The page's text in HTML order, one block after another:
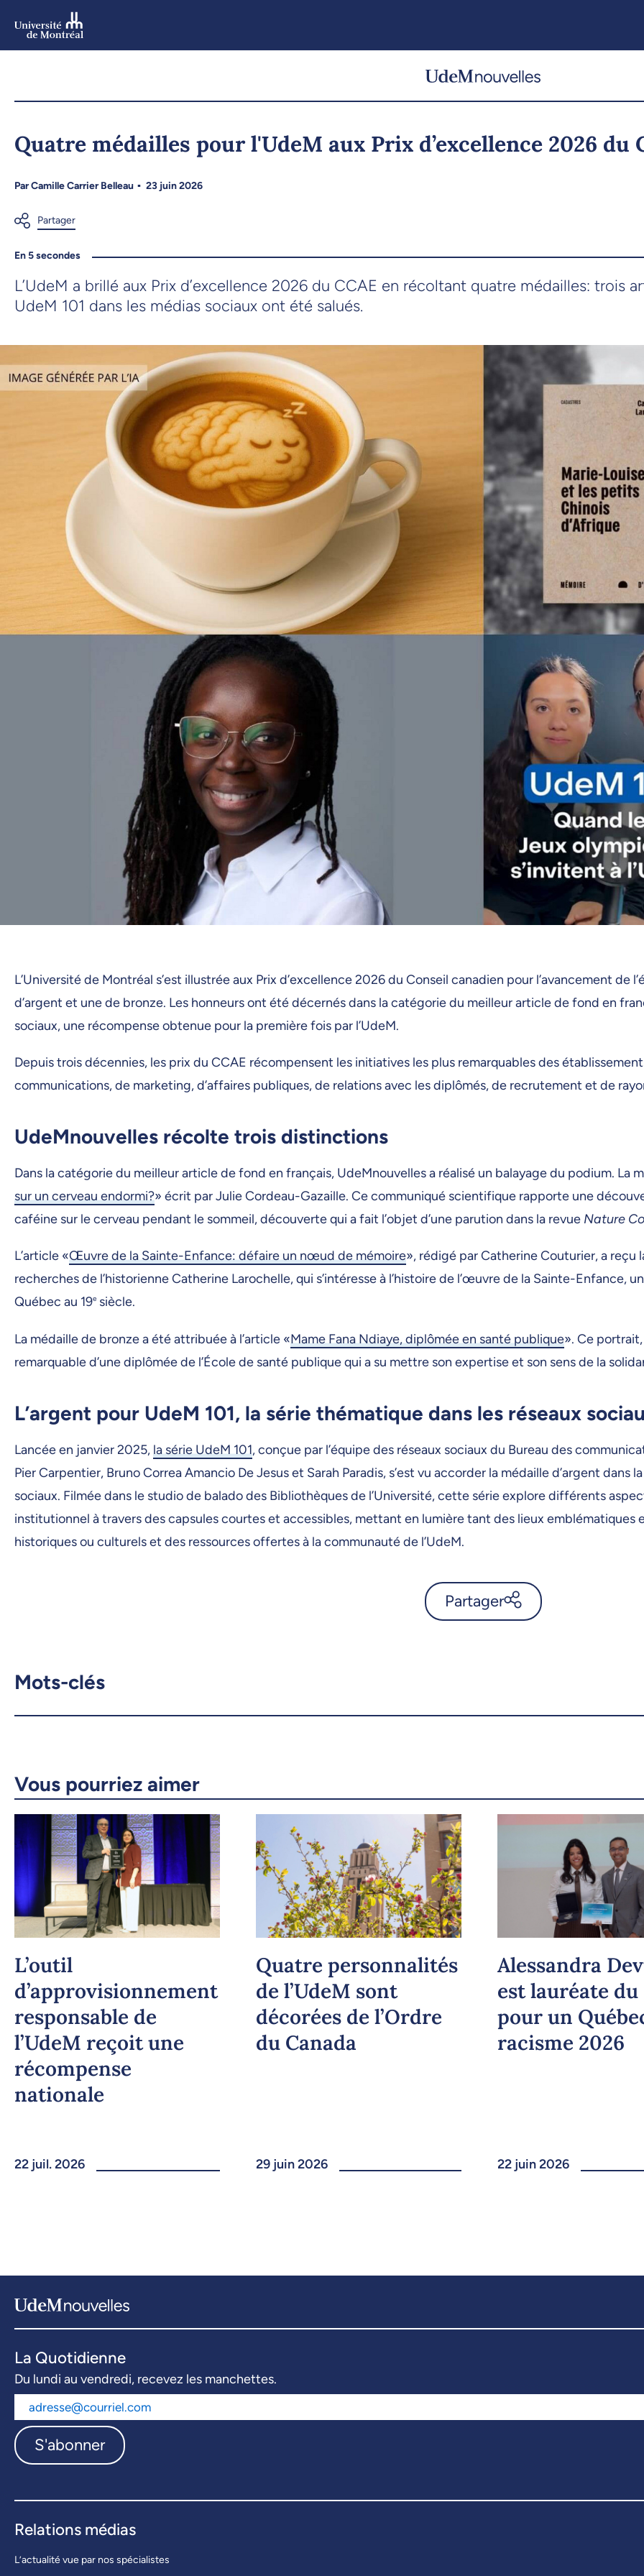
Quatre médailles pour l'UdeM aux Prix d’excellence 2026 du
ParCamille Carrier Belleau 23 juin 2026
En 5 secondes
L’UdeM a brillé aux Prix d’excellence 2026 du CCAE en récoltant quatre médailles: trois
UdeM 101 dans les médias sociaux ont été salués.
L’Université de Montréal s’est illustrée aux Prix d’excellence 2026 du Conseil canadien pour l’avancement de
d’argent et une de bronze. Les honneurs ont été décernés dans la catégorie du meilleur article de fond en
sociaux, une récompense obtenue pour la première fois par l’UdeM.
Depuis trois décennies, les prix du CCAE récompensent les initiatives les plus remarquables des
communications, de marketing, d’affaires publiques, de relations avec les diplômés, de recrutement et de
UdeMnouvelles récolte trois distinctions
Dans la catégorie du meilleur article de fond en français, UdeMnouvelles a réalisé un balayage du podium. La
sur un cerveau endormi?» écrit par Julie Cordeau-Gazaille. Ce communiqué scientifique rapporte une
caféine sur le cerveau pendant le sommeil, découverte qui a fait l’objet d’une parution dans la revue Nature
L’article «Œuvre de la Sainte-Enfance: défaire un nœud de mémoire», rédigé par Catherine Couturier, a reçu
recherches de l’historienne Catherine Larochelle, qui s’intéresse à l’histoire de l’œuvre de la Sainte-Enfance,
Québec au 19e siècle.
La médaille de bronze a été attribuée à l’article «Mame Fana Ndiaye, diplômée en santé publique». Ce
remarquable d’une diplômée de l’École de santé publique qui a su mettre son expertise et son sens de la
L’argent pour UdeM 101, la série thématique dans les réseaux
Lancée en janvier 2025, la série UdeM 101, conçue par l’équipe des réseaux sociaux du Bureau des
Pier Carpentier, Bruno Correa Amancio De Jesus et Sarah Paradis, s’est vu accorder la médaille d’argent
sociaux. Filmée dans le studio de balado des Bibliothèques de l’Université, cette série explore différents
institutionnel à travers des capsules courtes et accessibles, mettant en lumière tant des lieux
historiques ou culturels et des ressources offertes à la communauté de l’UdeM.
Partager
X.com Facebook
Mots-clés
Vous pourriez aimer
L’outil
d’approvisionnement
responsable de
l’UdeM reçoit une
récompense
nationale
22 juil. 2026
Quatre personnalités
de l’UdeM sont
décorées de l’Ordre
du Canada
29 juin 2026
Alessandra
est lauréate
pour un
racisme 2026
22 juin 2026
La Quotidienne
Du lundi au vendredi, recevez les manchettes.
S'abonner
Relations médias
L’actualité vue par nos spécialistes